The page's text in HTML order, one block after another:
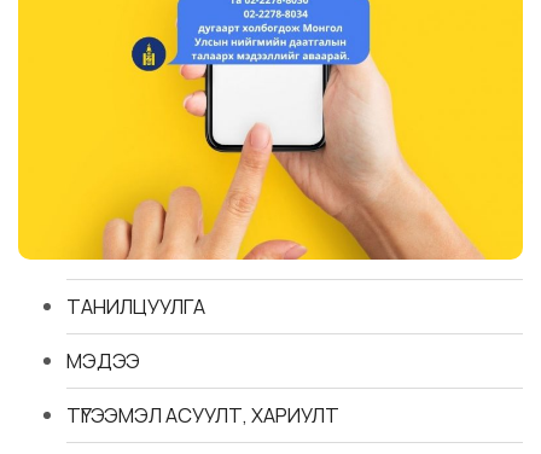
ТАНИЛЦУУЛГА
МЭДЭЭ
ТҮГЭЭМЭЛ АСУУЛТ, ХАРИУЛТ